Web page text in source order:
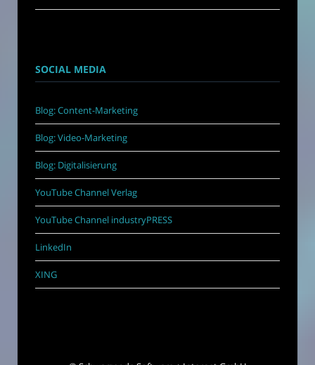
SOCIAL MEDIA
Blog: Content-Marketing
Blog: Video-Marketing
Blog: Digitalisierung
YouTube Channel Verlag
YouTube Channel industryPRESS
LinkedIn
XING